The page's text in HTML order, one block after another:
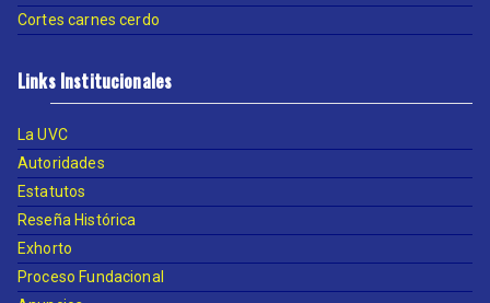
Cortes carnes cerdo
Links Institucionales
La UVC
Autoridades
Estatutos
Reseña Histórica
Exhorto
Proceso Fundacional